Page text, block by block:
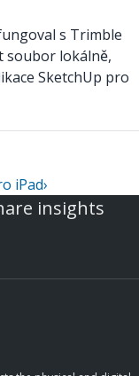
s Trimble
soubor lokálně,
SketchUp pro
iPad›
insights